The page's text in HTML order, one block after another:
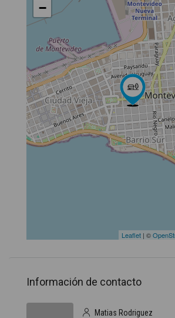
−
Leaflet | ©
Información de contacto
Matias Rodriguez